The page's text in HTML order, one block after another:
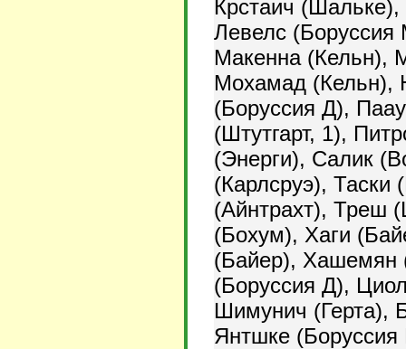
Крстаич
Левелс (Боруссия
Макенна (Кельн),
Мохамад (Кельн),
(Боруссия Д),
(Штутгарт, 1),
(Энерги), Салик
(Карлсруэ), Таски
(Айнтрахт), Треш
(Бохум), Хаги
(Байер), Хашемян
(Боруссия Д),
Шимунич (Герта),
Янтшке